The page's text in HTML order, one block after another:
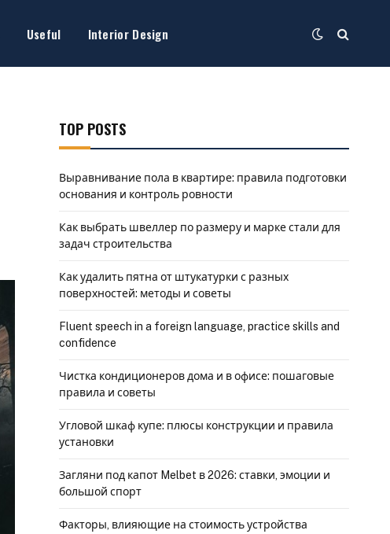
Useful Interior Design
TOP POSTS
Выравнивание пола в квартире: правила подготовки
основания и контроль ровности
Как выбрать швеллер по размеру и марке стали для
задач строительства
Как удалить пятна от штукатурки с разных
поверхностей: методы и советы
Fluent speech in a foreign language, practice skills and
confidence
Чистка кондиционеров дома и в офисе: пошаговые
правила и советы
Угловой шкаф купе: плюсы конструкции и правила
установки
Загляни под капот Melbet в 2026: ставки, эмоции и
большой спорт
Факторы, влияющие на стоимость устройства